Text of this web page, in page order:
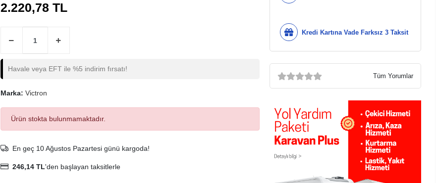
2.220,78 TL
Havale veya EFT ile %5 indirim fırsatı!
Marka: Victron
Ürün stokta bulunmamaktadır.
En geç 10 Ağustos Pazartesi günü kargoda!
246,14 TL'den başlayan taksitlerle
Kredi Kartına Vade Farksız 3 Taksit
Tüm Yorumlar